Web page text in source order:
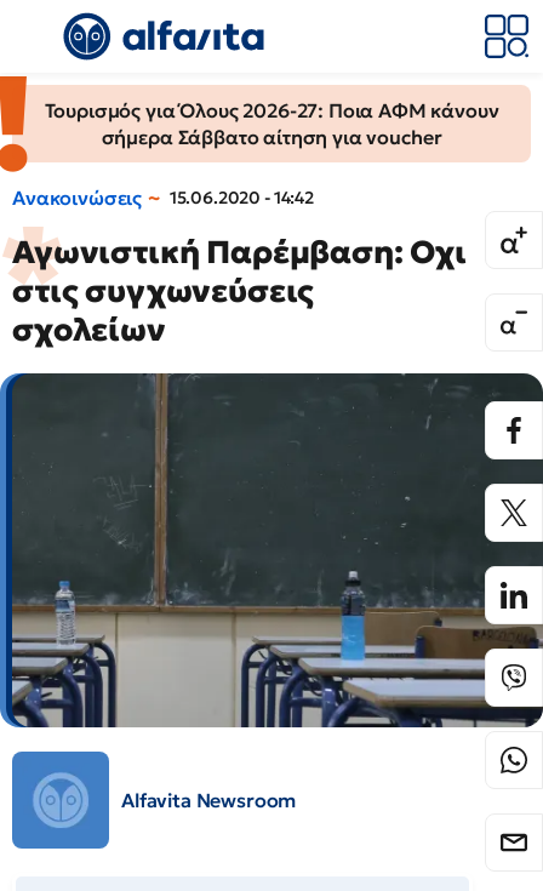
Τουρισμός για Όλους 2026-27: Ποια ΑΦΜ κάνουν
σήμερα Σάββατο αίτηση για voucher
Ανακοινώσεις 15.06.2020 - 14:42
Αγωνιστική Παρέμβαση: Οχι
στις συγχωνεύσεις
σχολείων
Alfavita Newsroom